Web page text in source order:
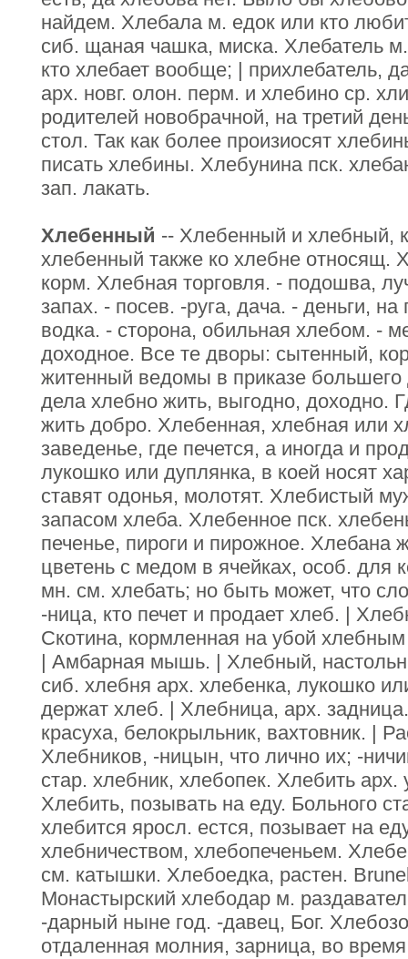
найдем. Хлебала м. едок или кто
сиб. щаная чашка, миска. Хлебатель
кто хлебает вообще; | прихлебатель,
арх. новг. олон. перм. и хлебино ср.
родителей новобрачной, на третий
стол. Так как более произиосят
писать хлебины. Хлебунина пск.
зап. лакать.
Хлебенный -- Хлебенный и хлебный,
хлебенный также ко хлебне относящ.
корм. Хлебная торговля. - подошва,
запах. - посев. -руга, дача. - деньги,
водка. - сторона, обильная хлебом. -
доходное. Все те дворы: сытенный,
житенный ведомы в приказе большего
дела хлебно жить, выгодно, доходно.
жить добро. Хлебенная, хлебная или
заведенье, где печется, а иногда и
лукошко или дуплянка, в коей носят
ставят одонья, молотят. Хлебистый
запасом хлеба. Хлебенное пск.
печенье, пироги и пирожное. Хлебана
цветень с медом в ячейках, особ. для
мн. см. хлебать; но быть может, что
-ница, кто печет и продает хлеб. |
Скотина, кормленная на убой
| Амбарная мышь. | Хлебный,
сиб. хлебня арх. хлебенка, лукошко
держат хлеб. | Хлебница, арх.
красуха, белокрыльник, вахтовник. |
Хлебников, -ницын, что лично их; -
стар. хлебник, хлебопек. Хлебить
Хлебить, позывать на еду. Больного
хлебится яросл. естся, позывает на
хлебничеством, хлебопеченьем.
см. катышки. Хлебоедка, растен.
Монастырский хлебодар м.
-дарный ныне год. -давец, Бог.
отдаленная молния, зарница, во